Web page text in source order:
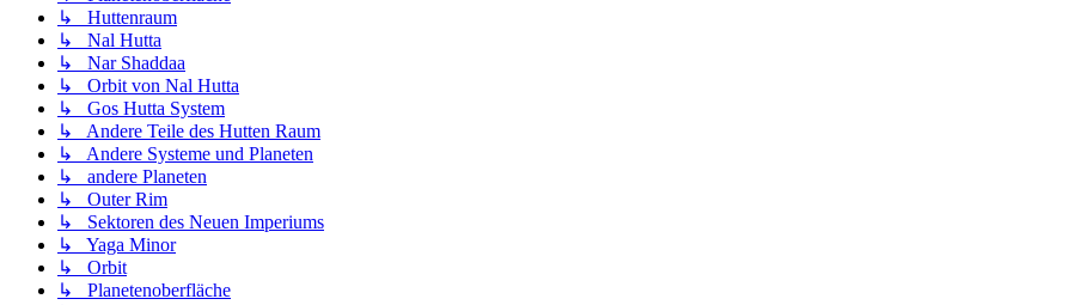
↳ Huttenraum
↳ Nal Hutta
↳ Nar Shaddaa
↳ Orbit von Nal Hutta
↳ Gos Hutta System
↳ Andere Teile des Hutten Raum
↳ Andere Systeme und Planeten
↳ andere Planeten
↳ Outer Rim
↳ Sektoren des Neuen Imperiums
↳ Yaga Minor
↳ Orbit
↳ Planetenoberfläche